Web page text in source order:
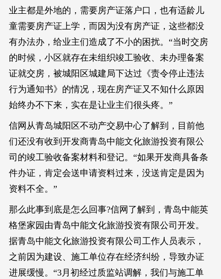
业主都是外地的，需要房产证落户口，也有适龄儿
童需要房产证上学，而因为没有房产证，这些都没
有办法办，给业主们造成了不小的困扰。“当时交房
的时候，小区就存在未组织竣工验收、未办理备案
证就交房，被城阳区城建局下达过《责令停止违法
行为通知书》的情况，现在房产证又不知什么原因
始终办不下来，实在是让业主们很头疼。”
信网从青岛城阳区不动产交易中心了解到，目前他
们还没有收到开发商青岛中能文化旅游投资有限公
司的竣工验收备案材料和登记。“如果开发商具备条
件办证，肯定会送申请资料过来，没送肯定是因为
资料不全。”
那么此事到底是怎么回事?信网了解到，青岛中能英
格堡家园由青岛中能文化旅游投资有限公司开发。
据青岛中能文化旅游投资有限公司工作人员表示，
之前因为建设、施工单位存在经济纠纷，导致办证
进展缓慢。“3月初经过质监站调解，我们与施工单